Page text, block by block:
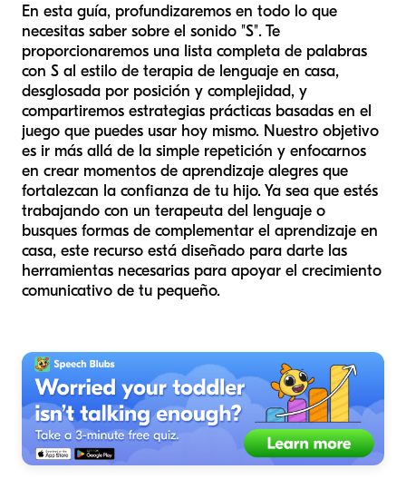
En esta guía, profundizaremos en todo lo que
necesitas saber sobre el sonido "S". Te
proporcionaremos una lista completa de palabras
con S al estilo de terapia de lenguaje en casa,
desglosada por posición y complejidad, y
compartiremos estrategias prácticas basadas en el
juego que puedes usar hoy mismo. Nuestro objetivo
es ir más allá de la simple repetición y enfocarnos
en crear momentos de aprendizaje alegres que
fortalezcan la confianza de tu hijo. Ya sea que estés
trabajando con un terapeuta del lenguaje o
busques formas de complementar el aprendizaje en
casa, este recurso está diseñado para darte las
herramientas necesarias para apoyar el crecimiento
comunicativo de tu pequeño.